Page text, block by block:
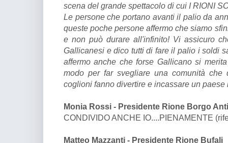
scena del grande spettacolo di cui I RIONI
Le persone che portano avanti il palio da
queste poche persone affermo che siamo
e non può durare all'infinito! Vi assicuro
Gallicanesi e dico tutti di fare il palio i soldi
affermo anche che forse Gallicano si
modo per far svegliare una comunità
coglioni fanno divertire e incassare un paese
Monia Rossi - Presidente Rione Borgo
CONDIVIDO ANCHE IO....PIENAMENTE
Matteo Mazzanti - Presidente Rione Bufali